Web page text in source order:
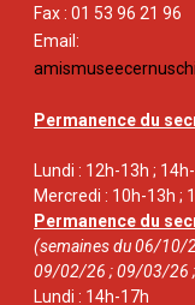
Fax : 01 53 96 21 96
Email:
Permanence du
Lundi : 12h-13h ;
Mercredi : 10h-13h ;
Permanence du
(semaines du 06/
09/02/26 ; 09/03/26
Lundi : 14h-17h